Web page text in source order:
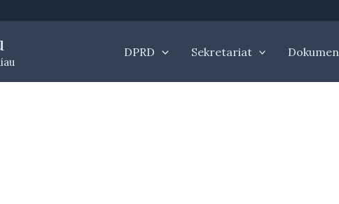
DPRD Sekretariat Dokumen